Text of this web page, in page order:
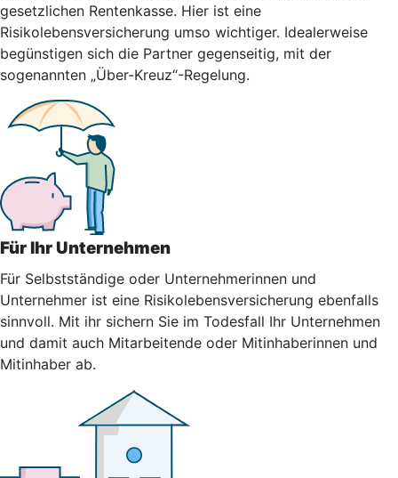
gesetzlichen Rentenkasse. Hier ist eine
Risikolebensversicherung umso wichtiger. Idealerweise
begünstigen sich die Partner gegenseitig, mit der
sogenannten „Über-Kreuz“-Regelung.
Für Ihr Unternehmen
Für Selbstständige oder Unternehmerinnen und
Unternehmer ist eine Risikolebensversicherung ebenfalls
sinnvoll. Mit ihr sichern Sie im Todesfall Ihr Unternehmen
und damit auch Mitarbeitende oder Mitinhaberinnen und
Mitinhaber ab.